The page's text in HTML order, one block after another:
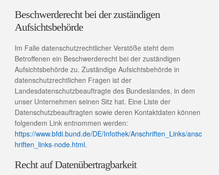
Beschwerderecht bei der zuständigen
Aufsichtsbehörde
Im Falle datenschutzrechtlicher Verstöße steht dem
Betroffenen ein Beschwerderecht bei der zuständigen
Aufsichtsbehörde zu. Zuständige Aufsichtsbehörde in
datenschutzrechtlichen Fragen ist der
Landesdatenschutzbeauftragte des Bundeslandes, in dem
unser Unternehmen seinen Sitz hat. Eine Liste der
Datenschutzbeauftragten sowie deren Kontaktdaten können
folgendem Link entnommen werden:
https://www.bfdi.bund.de/DE/Infothek/Anschriften_Links/ansc
hriften_links-node.html.
Recht auf Datenübertragbarkeit